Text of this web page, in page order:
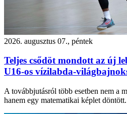
2026. augusztus 07., péntek
Teljes csődöt mondott az új
U16-os vízilabda-
A továbbjutásról több esetben nem a
hanem egy matematikai képlet döntött.